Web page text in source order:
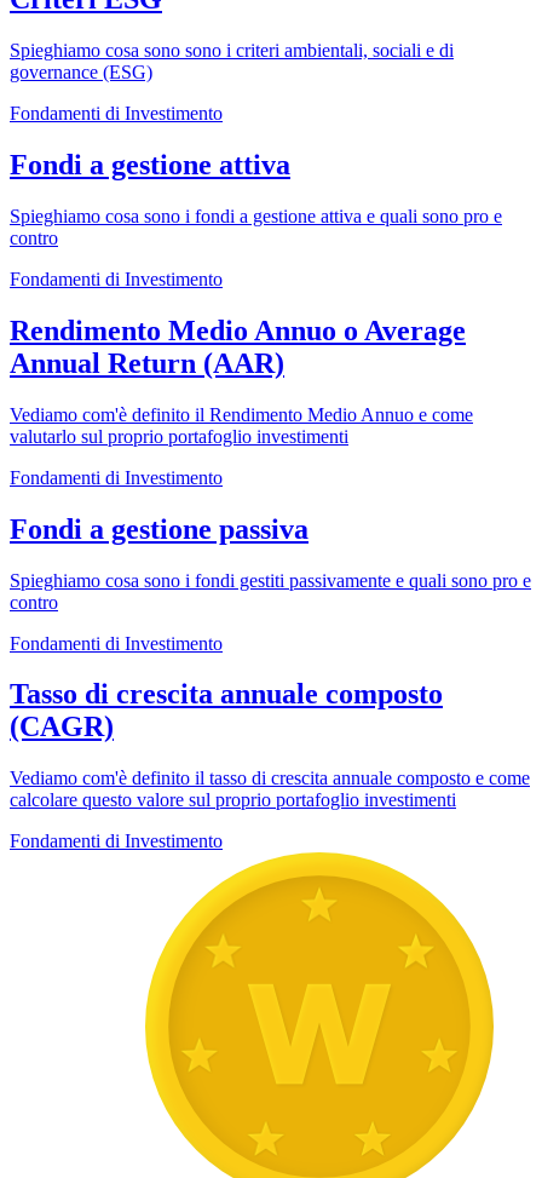
Spieghiamo cosa sono sono i criteri ambientali, sociali e di
governance (ESG)
Fondamenti di Investimento
Fondi a gestione attiva
Spieghiamo cosa sono i fondi a gestione attiva e quali sono pro e
contro
Fondamenti di Investimento
Rendimento Medio Annuo o Average
Annual Return (AAR)
Vediamo com'è definito il Rendimento Medio Annuo e come
valutarlo sul proprio portafoglio investimenti
Fondamenti di Investimento
Fondi a gestione passiva
Spieghiamo cosa sono i fondi gestiti passivamente e quali sono pro e
contro
Fondamenti di Investimento
Tasso di crescita annuale composto
(CAGR)
Vediamo com'è definito il tasso di crescita annuale composto e come
calcolare questo valore sul proprio portafoglio investimenti
Fondamenti di Investimento